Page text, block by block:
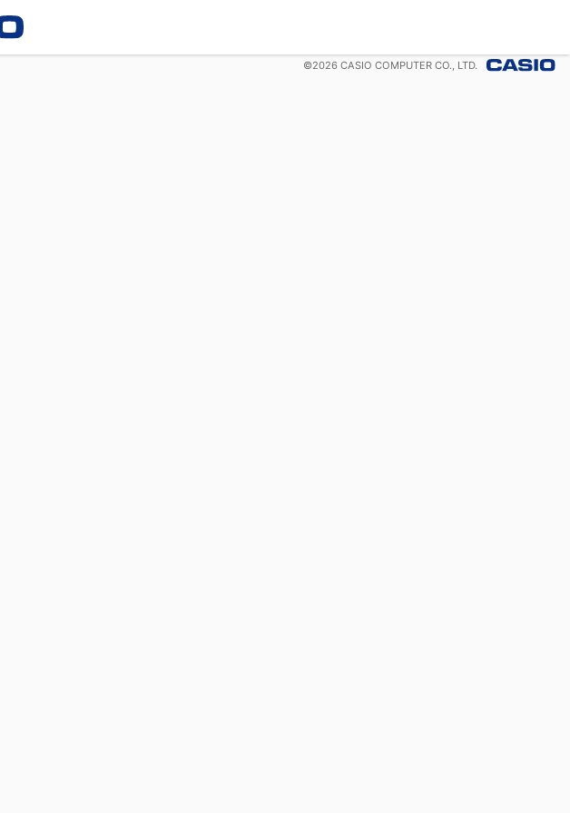
©2026 CASIO COMPUTER CO., LTD.